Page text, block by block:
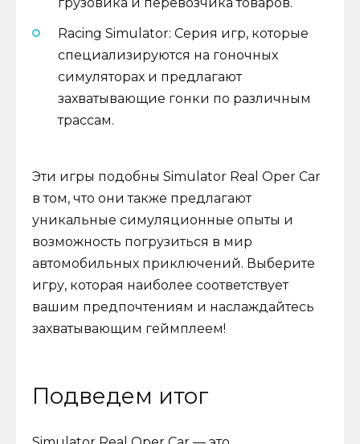
Racing Simulator: Серия игр, которые
специализируются на гоночных
симуляторах и предлагают
захватывающие гонки по различным
трассам.
Эти игры подобны Simulator Real Oper Car
в том, что они также предлагают
уникальные симуляционные опыты и
возможность погрузиться в мир
автомобильных приключений. Выберите
игру, которая наиболее соответствует
вашим предпочтениям и наслаждайтесь
захватывающим геймплеем!
Подведем итог